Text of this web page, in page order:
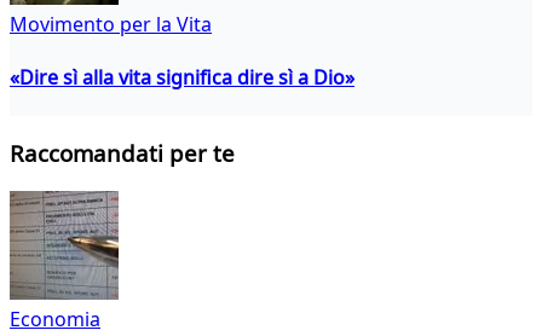
Movimento per la Vita
«Dire sì alla vita significa dire sì a Dio»
Raccomandati per te
Economia